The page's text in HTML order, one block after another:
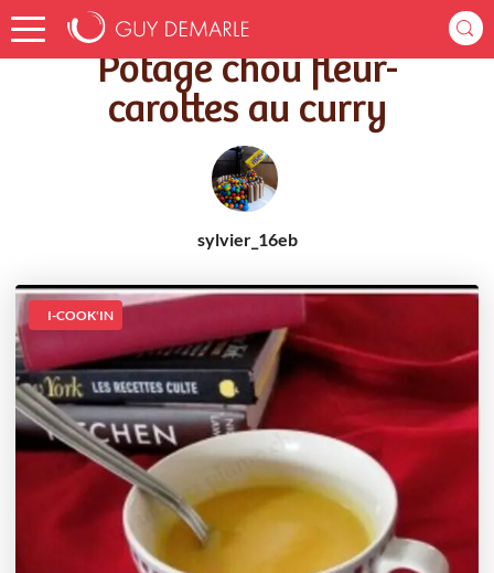
Accueil Recettes Potage chou fleur-carottes au curry
Potage chou fleur-
carottes au curry
sylvier_16eb
I-COOK'IN